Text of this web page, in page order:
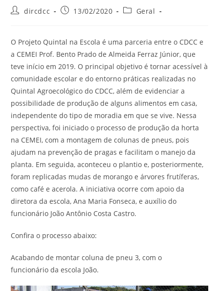
dircdcc 13/02/2020 Geral
O Projeto Quintal na Escola é uma parceria entre o CDCC e
a CEMEI Prof. Bento Prado de Almeida Ferraz Júnior, que
teve início em 2019. O principal objetivo é tornar acessível à
comunidade escolar e do entorno práticas realizadas no
Quintal Agroecológico do CDCC, além de evidenciar a
possibilidade de produção de alguns alimentos em casa,
independente do tipo de moradia em que se vive. Nessa
perspectiva, foi iniciado o processo de produção da horta
na CEMEI, com a montagem de colunas de pneus, pois
ajudam na prevenção de pragas e facilitam o manejo da
planta. Em seguida, aconteceu o plantio e, posteriormente,
foram replicadas mudas de morango e árvores frutíferas,
como café e acerola. A iniciativa ocorre com apoio da
diretora da escola, Ana Maria Fonseca, e auxílio do
funcionário João Antônio Costa Castro.
Confira o processo abaixo:
Acabando de montar coluna de pneu 3, com o
funcionário da escola João.